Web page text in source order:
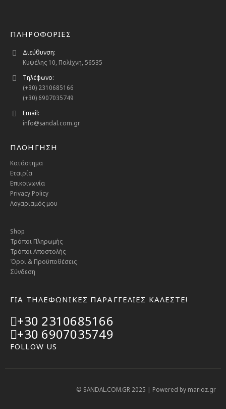
ΠΛΗΡΟΦΟΡΙΕΣ
Διεύθυνση:
Κυψέλης 10, Πολίχνη, 56535
Τηλέφωνο:
(+30) 2310685166
(+30) 6907035749
Email:
info@sandal.com.gr
ΠΛΟΗΓΗΣΗ
Κατάστημα
Εταιρία
Επικοινωνία
Privacy Policy
Λογαριαμός μου
Shop
Τρόποι Πληρωμής
Τρόποι Αποστολής
Όροι & Προϋποθέσεις
Σύνδεση
ΓΙΑ ΤΗΛΕΦΩΝΙΚΕΣ ΠΑΡΑΓΓΕΛΙΕΣ ΚΑΛΕΣΤΕ!
+30 2310685166
+30 6907035749
FOLLOW US
© SANDAL.COM.GR 2025 | Powered by marioz.gr